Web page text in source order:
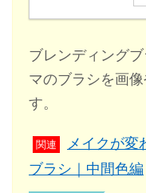
ブレンディング
マのブラシを画
す。
関連
メイクが変
ブラシ｜中間色編